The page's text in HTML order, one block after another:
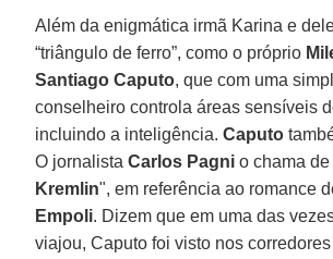
Além da enigmática irmã Karina e
“triângulo de ferro”, como o próprio
Santiago Caputo, que com uma
conselheiro controla áreas sensíveis
incluindo a inteligência.Caputo
O jornalista Carlos Pagni o chama
Kremlin", em referência ao romance
Empoli. Dizem que em uma das
viajou, Caputo foi visto nos